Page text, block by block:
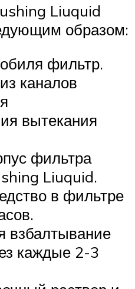
Liuquid
образом:
фильтр.
каналов
вытекания
фильтра
Liuquid.
в фильтре
взбалтывание
каждые 2-3